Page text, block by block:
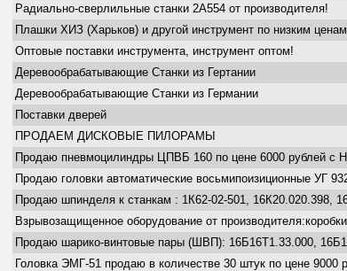
Радиально-сверлильные станки 2А554 от производителя!
Плашки ХИЗ (Харьков) и другой инструмент по низким
Оптовые поставки инструмента, инструмент оптом!
Деревообрабатывающие Станки из Гертании
Деревообрабатывающие Станки из Германии
Поставки дверей
ПРОДАЕМ ДИСКОВЫЕ ПИЛОРАМЫ
Продаю пневмоцилиндры ЦПВБ 160 по цене 6000 рублей с
Продаю головки автоматические восьмипоизиционные УГ
Продаю шпинделя к станкам : 1К62-02-501, 16К20.020.398,
Взрывозащищенное оборудование от
Продаю шарико-винтовые пары (ШВП): 16Б16Т1.33.000,
Головка ЭМГ-51 продаю в количестве 30 штук по цене 9000